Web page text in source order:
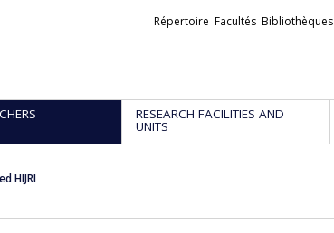
Liens
Répertoire Facultés Bibliothèques
RESEARCH FACILITIES AND
UNITS
HIJRI